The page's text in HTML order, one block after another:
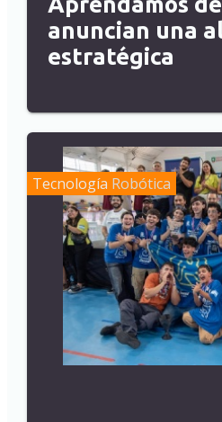
anuncian una
estratégica
Tecnología Robótica